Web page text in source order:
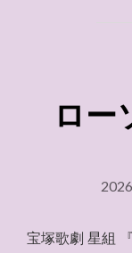
ロー
宝塚歌劇 星組